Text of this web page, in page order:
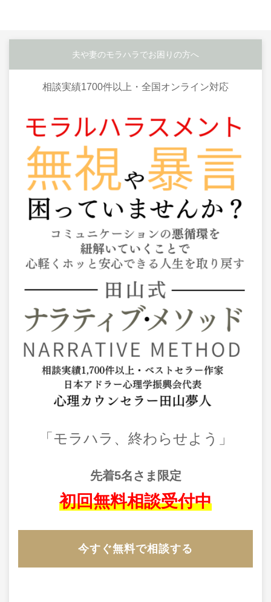
夫や妻のモラハラでお困りの方へ
相談実績1700件以上・全国オンライン対応
「モラハラ、終わらせよう」
先着5名さま限定
初回無料相談受付中
今すぐ無料で相談する